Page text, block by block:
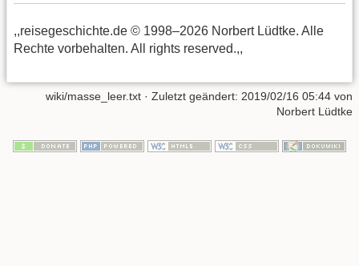
,,reisegeschichte.de © 1998–2026 Norbert Lüdtke. Alle
Rechte vorbehalten. All rights reserved.,,
wiki/masse_leer.txt · Zuletzt geändert: 2019/02/16 05:44 von
Norbert Lüdtke